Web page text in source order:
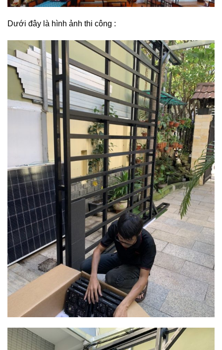
Dưới đây là hình ảnh thi công :